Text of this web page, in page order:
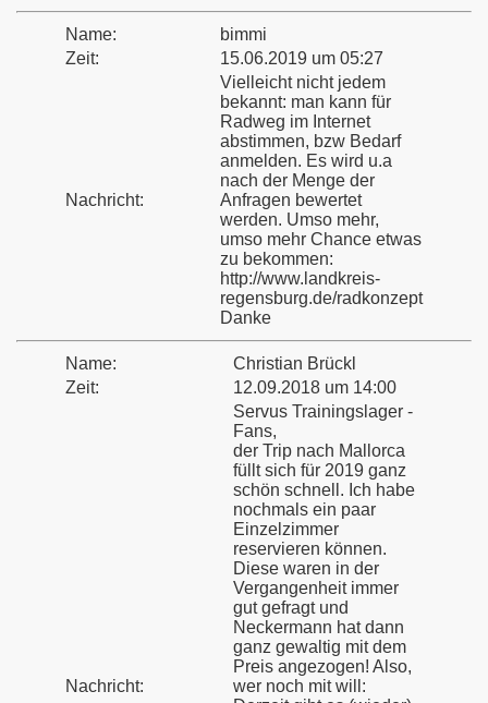
Name:
bimmi
Zeit:
15.06.2019 um 05:27
Nachricht:
Vielleicht nicht jedem
bekannt: man kann für
Radweg im Internet
abstimmen, bzw Bedarf
anmelden. Es wird u.a
nach der Menge der
Anfragen bewertet
werden. Umso mehr,
umso mehr Chance etwas
zu bekommen:
http://www.landkreis-
regensburg.de/radkonzept
Danke
Name:
Christian Brückl
Zeit:
12.09.2018 um 14:00
Nachricht:
Servus Trainingslager -
Fans,
der Trip nach Mallorca
füllt sich für 2019 ganz
schön schnell. Ich habe
nochmals ein paar
Einzelzimmer
reservieren können.
Diese waren in der
Vergangenheit immer
gut gefragt und
Neckermann hat dann
ganz gewaltig mit dem
Preis angezogen! Also,
wer noch mit will: